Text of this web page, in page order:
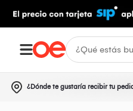
¿Dónde te gustaría recibir tu